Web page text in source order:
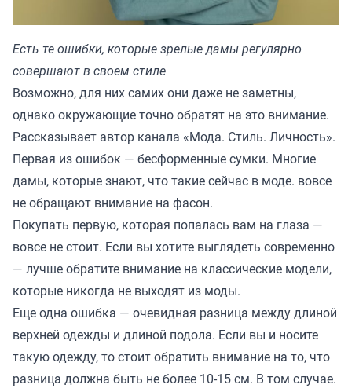
Есть те ошибки, которые зрелые дамы регулярно
совершают в своем стиле
Возможно, для них самих они даже не заметны,
однако окружающие точно обратят на это внимание.
Рассказывает автор канала «Мода. Стиль. Личность».
Первая из ошибок — бесформенные сумки. Многие
дамы, которые знают, что такие сейчас в моде. вовсе
не обращают внимание на фасон.
Покупать первую, которая попалась вам на глаза —
вовсе не стоит. Если вы хотите выглядеть современно
— лучше обратите внимание на классические модели,
которые никогда не выходят из моды.
Еще одна ошибка — очевидная разница между длиной
верхней одежды и длиной подола. Если вы и носите
такую одежду, то стоит обратить внимание на то, что
разница должна быть не более 10-15 см. В том случае.